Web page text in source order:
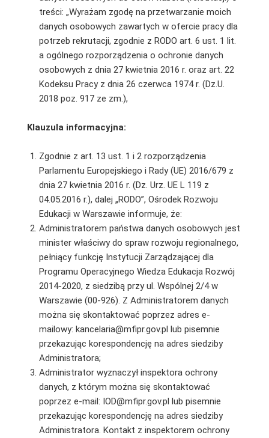
treści: „Wyrażam zgodę na przetwarzanie moich
danych osobowych zawartych w ofercie pracy dla
potrzeb rekrutacji, zgodnie z RODO art. 6 ust. 1 lit.
a ogólnego rozporządzenia o ochronie danych
osobowych z dnia 27 kwietnia 2016 r. oraz art. 22
Kodeksu Pracy z dnia 26 czerwca 1974 r. (Dz.U.
2018 poz. 917 ze zm.),
Klauzula informacyjna:
Zgodnie z art. 13 ust. 1 i 2 rozporządzenia
Parlamentu Europejskiego i Rady (UE) 2016/679 z
dnia 27 kwietnia 2016 r. (Dz. Urz. UE L 119 z
04.05.2016 r.), dalej „RODO”, Ośrodek Rozwoju
Edukacji w Warszawie informuje, że:
Administratorem państwa danych osobowych jest
minister właściwy do spraw rozwoju regionalnego,
pełniący funkcję Instytucji Zarządzającej dla
Programu Operacyjnego Wiedza Edukacja Rozwój
2014-2020, z siedzibą przy ul. Wspólnej 2/4 w
Warszawie (00-926). Z Administratorem danych
można się skontaktować poprzez adres e-
mailowy: kancelaria@mfipr.gov.pl lub pisemnie
przekazując korespondencję na adres siedziby
Administratora;
Administrator wyznaczył inspektora ochrony
danych, z którym można się skontaktować
poprzez e-mail: IOD@mfipr.gov.pl lub pisemnie
przekazując korespondencję na adres siedziby
Administratora. Kontakt z inspektorem ochrony